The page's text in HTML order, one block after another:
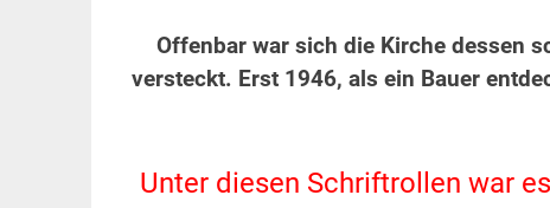
Offenbar war sich die Kirche dessen
versteckt. Erst 1946, als ein Bauer
Unter diesen Schriftrollen war